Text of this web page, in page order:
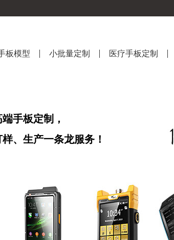
板模型 小批量定制 医疗手板定制
手板定制，
、生产一条龙服务！